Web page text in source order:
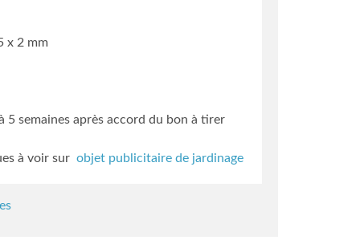
x 2 mm
5 semaines après accord du bon à tirer
à voir sur objet publicitaire de jardinage